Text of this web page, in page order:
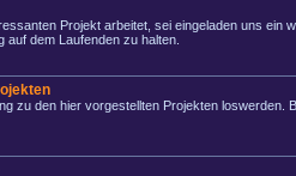
Projekt arbeitet, sei eingeladen uns ein
auf dem Laufenden zu halten.
zu den hier vorgestellten Projekten loswerden.